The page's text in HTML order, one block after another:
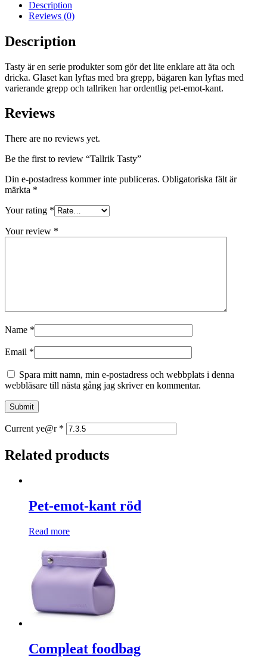
Description
Reviews (0)
Description
Tasty är en serie produkter som gör det lite enklare att äta och
dricka. Glaset kan lyftas med bra grepp, bägaren kan lyftas med
varierande grepp och tallriken har ordentlig pet-emot-kant.
Reviews
There are no reviews yet.
Be the first to review “Tallrik Tasty”
Din e-postadress kommer inte publiceras. Obligatoriska fält är
märkta *
Your rating *
Your review *
Name *
Email *
Spara mitt namn, min e-postadress och webbplats i denna
webbläsare till nästa gång jag skriver en kommentar.
Current ye@r *
Related products
Pet-emot-kant röd
Read more
Compleat foodbag